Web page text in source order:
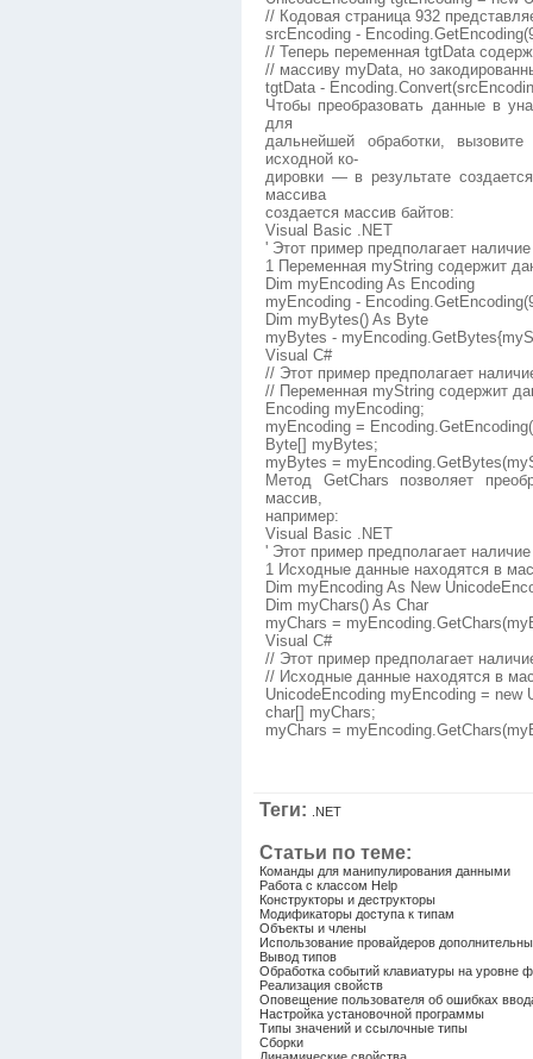
// Кодовая страница 932
srcEncoding -
// Теперь переменная tgtData
// массиву myData, но
tgtData -
Чтобы преобразовать данные в
для
дальнейшей обработки,
исходной ко-
дировки — в результате
массива
создается массив байтов:
Visual Basic .NET
' Этот пример предполагает
1 Переменная myString содержит
Dim myEncoding As Encoding
myEncoding -
Dim myBytes() As Byte
myBytes -
Visual C#
// Этот пример предполагает
// Переменная myString содержит
Encoding myEncoding;
myEncoding =
Byte[] myBytes;
myBytes =
Метод GetChars позволяет
массив,
например:
Visual Basic .NET
' Этот пример предполагает
1 Исходные данные находятся в
Dim myEncoding As New
Dim myChars() As Char
myChars =
Visual C#
// Этот пример предполагает
// Исходные данные находятся в
UnicodeEncoding myEncoding = new
char[] myChars;
myChars =
Теги: .NET
Статьи по теме:
Команды для манипулирования данными
Работа с классом Help
Конструкторы и деструкторы
Модификаторы доступа к типам
Объекты и члены
Использование провайдеров
Вывод типов
Обработка событий клавиатуры на уровне
Реализация свойств
Оповещение пользователя об ошибках
Настройка установочной программы
Типы значений и ссылочные типы
Сборки